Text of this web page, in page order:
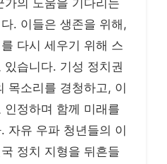
. 이들은 생존을 위해,
다시 세우기 위해 스
습니다. 기성 정치권
목소리를 경청하고, 이
정하며 함께 미래를
자유 우파 청년들의 이
정치 지형을 뒤흔들